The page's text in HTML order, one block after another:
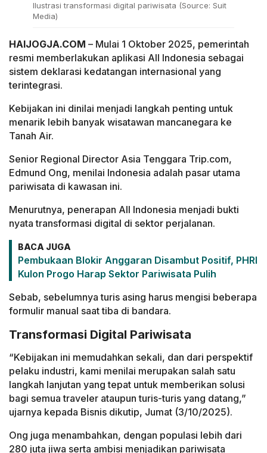
Ilustrasi transformasi digital pariwisata (Source: Suit
Media)
HAIJOGJA.COM – Mulai 1 Oktober 2025, pemerintah
resmi memberlakukan aplikasi All Indonesia sebagai
sistem deklarasi kedatangan internasional yang
terintegrasi.
Kebijakan ini dinilai menjadi langkah penting untuk
menarik lebih banyak wisatawan mancanegara ke
Tanah Air.
Senior Regional Director Asia Tenggara Trip.com,
Edmund Ong, menilai Indonesia adalah pasar utama
pariwisata di kawasan ini.
Menurutnya, penerapan All Indonesia menjadi bukti
nyata transformasi digital di sektor perjalanan.
BACA JUGA
Pembukaan Blokir Anggaran Disambut Positif, PHRI
Kulon Progo Harap Sektor Pariwisata Pulih
Sebab, sebelumnya turis asing harus mengisi beberapa
formulir manual saat tiba di bandara.
Transformasi Digital Pariwisata
“Kebijakan ini memudahkan sekali, dan dari perspektif
pelaku industri, kami menilai merupakan salah satu
langkah lanjutan yang tepat untuk memberikan solusi
bagi semua traveler ataupun turis-turis yang datang,”
ujarnya kepada Bisnis dikutip, Jumat (3/10/2025).
Ong juga menambahkan, dengan populasi lebih dari
280 juta jiwa serta ambisi menjadikan pariwisata